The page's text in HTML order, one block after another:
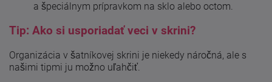
a špeciálnym prípravkom na sklo alebo octom.
Tip: Ako si usporiadať veci v skrini?
Organizácia v šatníkovej skrini je niekedy náročná, ale s
našimi tipmi ju možno uľahčiť.